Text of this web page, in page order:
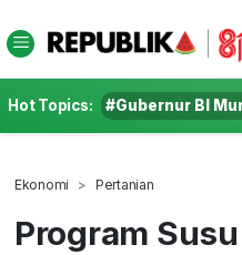
Hot Topics: #Gubernur BI
Ekonomi Pertanian
Program